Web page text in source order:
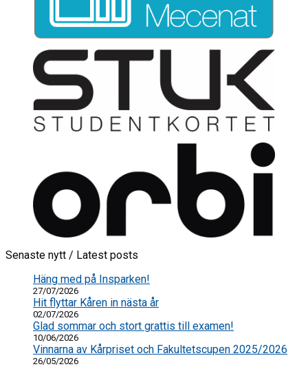
Senaste nytt / Latest posts
Häng med på Insparken!
27/07/2026
Hit flyttar Kåren in nästa år
02/07/2026
Glad sommar och stort grattis till examen!
10/06/2026
Vinnarna av Kårpriset och Fakultetscupen 2025/2026
26/05/2026